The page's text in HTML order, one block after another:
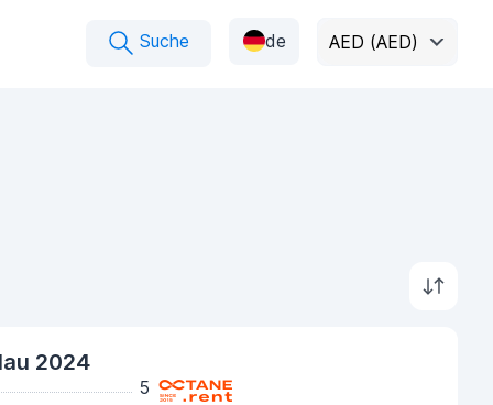
Suche de AED (AED)
2024
5